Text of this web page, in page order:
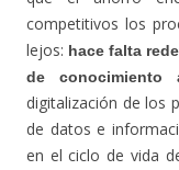
competitivos los
lejos: hace falta
de
digitalización de los
de datos e
en el ciclo de vida